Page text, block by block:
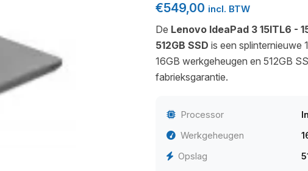
€549,00 incl. BTW
De Lenovo IdeaPad 3 15ITL6 -
512GB SSD is een splinternieuwe
16GB werkgeheugen en 512GB
fabrieksgarantie.
Processor
Werkgeheugen
Opslag